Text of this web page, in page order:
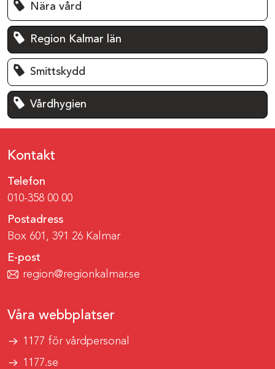
Nära vård
Region Kalmar län
Smittskydd
Vårdhygien
Kontakt
Telefon
010-358 00 00
Postadress
Box 601, 391 26 Kalmar
E-post
region@regionkalmar.se
Våra webbplatser
1177 för vårdpersonal
1177.se